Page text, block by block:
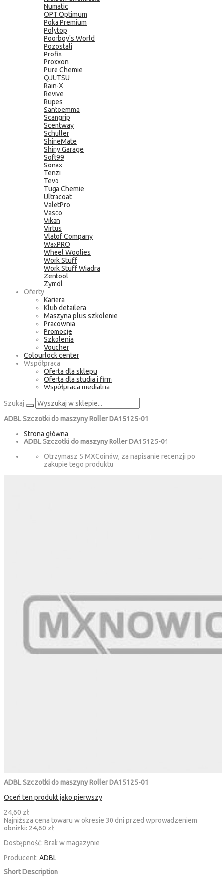
Numatic
OPT Optimum
Poka Premium
Polytop
Poorboy's World
Pozostali
Profix
Proxxon
Pure Chemie
QJUTSU
Rain-X
Revive
Rupes
Santoemma
Scangrip
Scentway
Schuller
ShineMate
Shiny Garage
Soft99
Sonax
Tenzi
Tevo
Tuga Chemie
Ultracoat
ValetPro
Vasco
Vikan
Virtus
Vlatof Company
WaxPRO
Wheel Woolies
Work Stuff
Work Stuff Wiadra
Zentool
Zymöl
Oferty
Kariera
Klub detailera
Maszyna plus szkolenie
Pracownia
Promocje
Szkolenia
Voucher
Colourlock center
Współpraca
Oferta dla sklepu
Oferta dla studia i firm
Współpraca medialna
Szukaj
ADBL Szczotki do maszyny Roller DA15125-01
Strona główna
ADBL Szczotki do maszyny Roller DA15125-01
Otrzymasz 5 MXCoinów, za napisanie recenzji po
zakupie tego produktu
ADBL Szczotki do maszyny Roller DA15125-01
Oceń ten produkt jako pierwszy
24,60 zł
Najniższa cena towaru w okresie 30 dni przed wprowadzeniem
obniżki: 24,60 zł
Dostępność: Brak w magazynie
Producent: ADBL
Short Description